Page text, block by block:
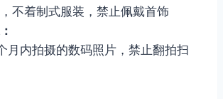
不着制式服装，禁止佩戴首饰
月内拍摄的数码照片，禁止翻拍扫